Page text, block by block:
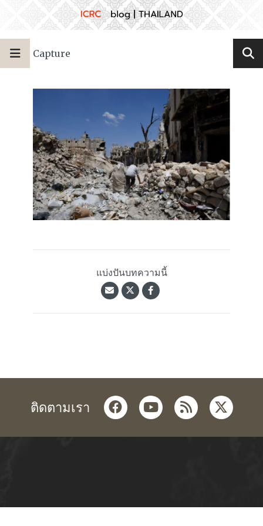
Capture
แบ่งปันบทความนี้
ติดตามเรา facebookyoutube
rss twitter